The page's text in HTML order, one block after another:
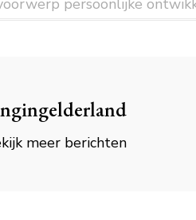
persoonlijke
meer berichten